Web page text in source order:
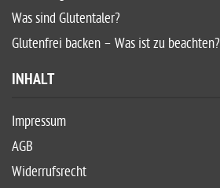
Was sind Glutentaler?
Glutenfrei backen – Was ist zu beachten?
INHALT
Impressum
AGB
Widerrufsrecht